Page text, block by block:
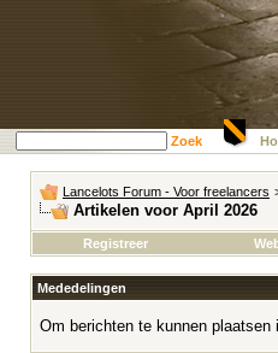
Zoek
Lancelots Forum - Voor freelancers
Artikelen voor April 2026
Registreer
Mededelingen
Om berichten te kunnen